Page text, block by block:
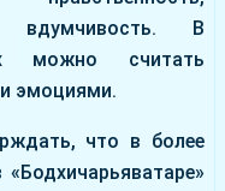
вдумчивость. В
можно считать
эмоциями.
что в более